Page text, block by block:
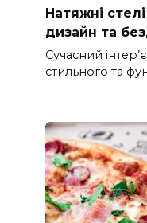
Натяжні
дизайн та
Сучасний
стильного та